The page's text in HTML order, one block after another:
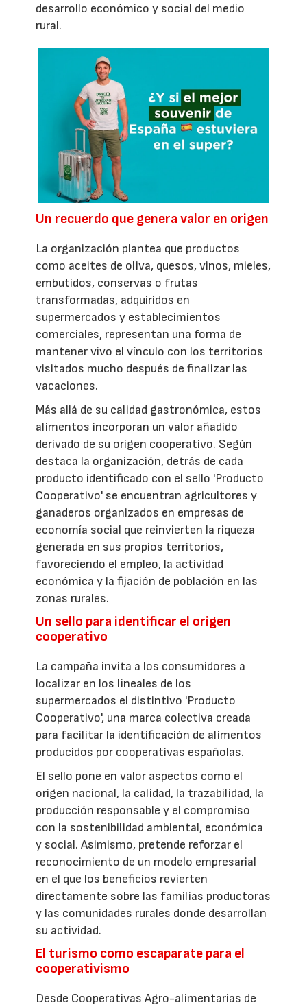
desarrollo económico y social del medio
rural.
Un recuerdo que genera valor en origen
La organización plantea que productos
como aceites de oliva, quesos, vinos, mieles,
embutidos, conservas o frutas
transformadas, adquiridos en
supermercados y establecimientos
comerciales, representan una forma de
mantener vivo el vínculo con los territorios
visitados mucho después de finalizar las
vacaciones.
Más allá de su calidad gastronómica, estos
alimentos incorporan un valor añadido
derivado de su origen cooperativo. Según
destaca la organización, detrás de cada
producto identificado con el sello 'Producto
Cooperativo' se encuentran agricultores y
ganaderos organizados en empresas de
economía social que reinvierten la riqueza
generada en sus propios territorios,
favoreciendo el empleo, la actividad
económica y la fijación de población en las
zonas rurales.
Un sello para identificar el origen
cooperativo
La campaña invita a los consumidores a
localizar en los lineales de los
supermercados el distintivo 'Producto
Cooperativo', una marca colectiva creada
para facilitar la identificación de alimentos
producidos por cooperativas españolas.
El sello pone en valor aspectos como el
origen nacional, la calidad, la trazabilidad, la
producción responsable y el compromiso
con la sostenibilidad ambiental, económica
y social. Asimismo, pretende reforzar el
reconocimiento de un modelo empresarial
en el que los beneficios revierten
directamente sobre las familias productoras
y las comunidades rurales donde desarrollan
su actividad.
El turismo como escaparate para el
cooperativismo
Desde Cooperativas Agro-alimentarias de